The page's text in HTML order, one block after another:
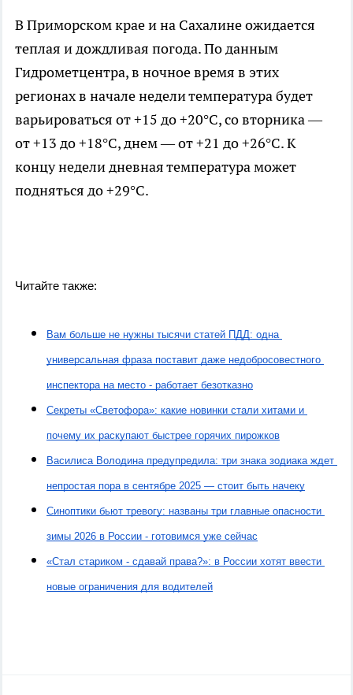
В Приморском крае и на Сахалине ожидается
теплая и дождливая погода. По данным
Гидрометцентра, в ночное время в этих
регионах в начале недели температура будет
варьироваться от +15 до +20°C, со вторника —
от +13 до +18°C, днем — от +21 до +26°C. К
концу недели дневная температура может
подняться до +29°C.
Читайте также:
Вам больше не нужны тысячи статей ПДД: одна
универсальная фраза поставит даже недобросовестного
инспектора на место - работает безотказно
Секреты «Светофора»: какие новинки стали хитами и
почему их раскупают быстрее горячих пирожков
Василиса Володина предупредила: три знака зодиака ждет
непростая пора в сентябре 2025 — стоит быть начеку
Синоптики бьют тревогу: названы три главные опасности
зимы 2026 в России - готовимся уже сейчас
«Стал стариком - сдавай права?»: в России хотят ввести
новые ограничения для водителей